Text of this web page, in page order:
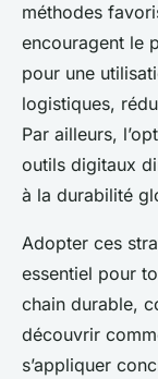
méthodes
encouragent le
pour une
logistiques,
Par ailleurs,
outils digitaux
à la durabilité
Adopter ces
essentiel pour
chain durable,
découvrir
s’appliquer